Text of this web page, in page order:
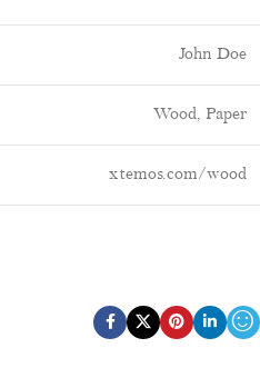
John Doe
Wood, Paper
xtemos.com/wood